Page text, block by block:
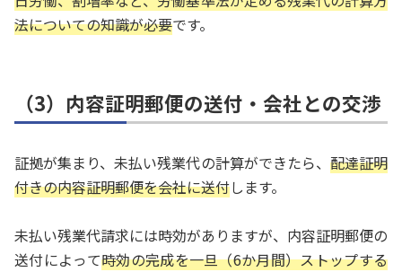
法についての知識が必要です。
（3）内容証明郵便の送付・会社との交渉
証拠が集まり、未払い残業代の計算ができたら、 配達証明
付きの内容証明郵便を会社に送付します。
未払い残業代請求には時効がありますが、内容証明郵便の
送付によって時効の完成を一旦（6か月間）ストップする